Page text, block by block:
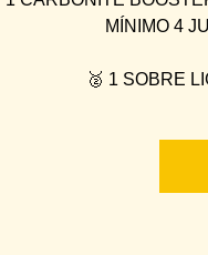
MÍNIMO 4
🥈 1 SOBRE